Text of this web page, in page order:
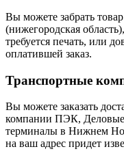
Вы можете забрать
(нижегородская
требуется печать, или
оплатившей заказ.
Транспортные
Вы можете заказать
компании ПЭК,
терминалы в Нижнем
на ваш адрес придет